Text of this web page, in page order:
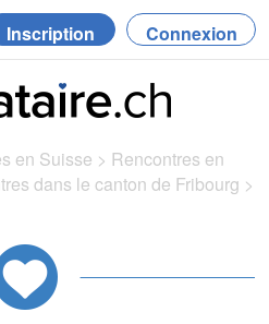
Inscription Connexion
en Suisse > Rencontres en
dans le canton de Fribourg >